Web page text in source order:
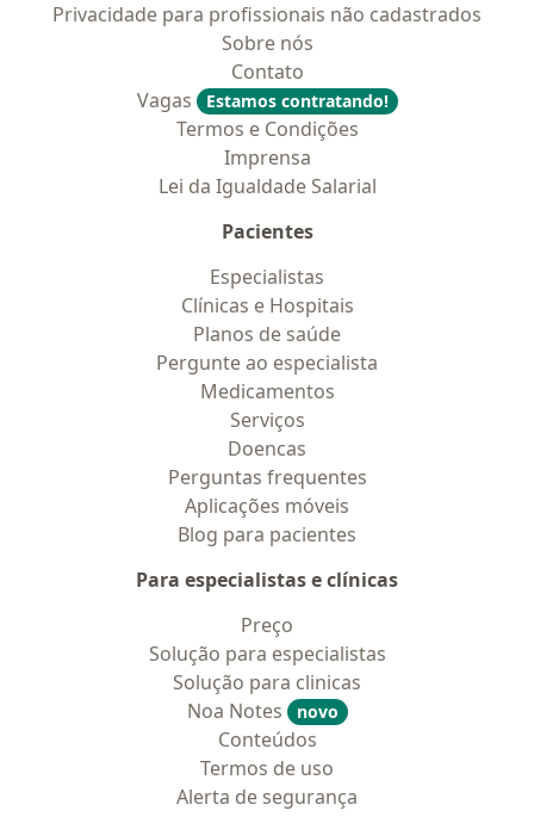
Privacidade para profissionais não cadastrados
Sobre nós
Contato
Vagas
Estamos contratando!
Termos e Condições
Imprensa
Lei da Igualdade Salarial
Pacientes
Especialistas
Clínicas e Hospitais
Planos de saúde
Pergunte ao especialista
Medicamentos
Serviços
Doencas
Perguntas frequentes
Aplicações móveis
Blog para pacientes
Para especialistas e clínicas
Preço
Solução para especialistas
Solução para clinicas
Noa Notes
novo
Conteúdos
Termos de uso
Alerta de segurança